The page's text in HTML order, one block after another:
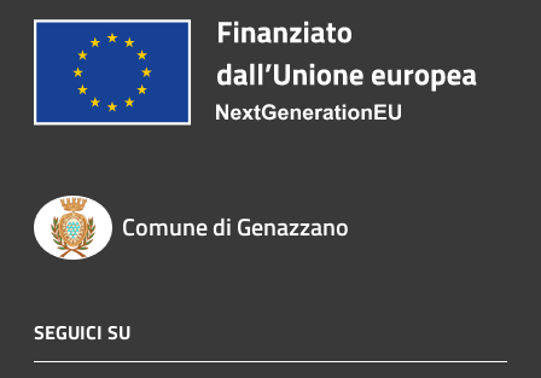
Comune di Genazzano
SEGUICI SU